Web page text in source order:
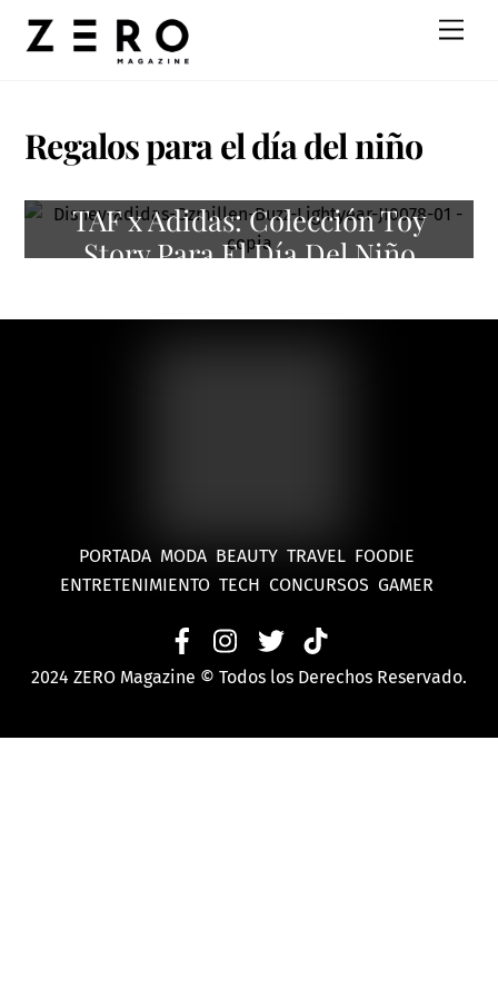
Regalos para el día del niño
TAF x Adidas: Colección Toy
Story Para El Día Del Niño
PORTADA MODA BEAUTY TRAVEL FOODIE
ENTRETENIMIENTO TECH CONCURSOS GAMER
2024 ZERO Magazine © Todos los Derechos Reservado.